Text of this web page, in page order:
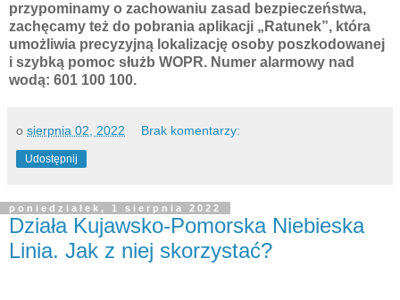
przypominamy o zachowaniu zasad bezpieczeństwa,
zachęcamy też do pobrania aplikacji „Ratunek”, która
umożliwia precyzyjną lokalizację osoby poszkodowanej
i szybką pomoc służb WOPR. Numer alarmowy nad
wodą: 601 100 100.
o sierpnia 02, 2022 Brak komentarzy:
Udostępnij
poniedziałek, 1 sierpnia 2022
Działa Kujawsko-Pomorska Niebieska
Linia. Jak z niej skorzystać?